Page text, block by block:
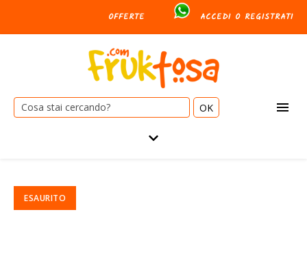
OFFERTE ACCEDI O REGISTRATI
Cerca: